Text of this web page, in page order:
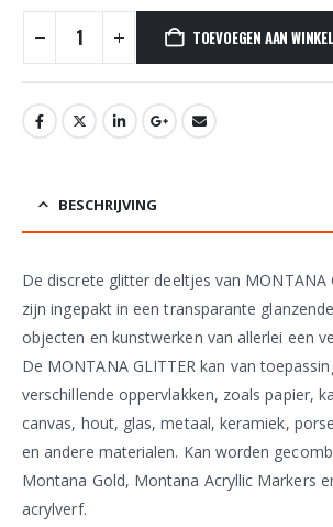
TOEVOEGEN AAN
BESCHRIJVING
De discrete glitter deeltjes van MONTANA
zijn ingepakt in een transparante
objecten en kunstwerken van allerlei een
De MONTANA GLITTER kan van
verschillende oppervlakken, zoals papier,
canvas, hout, glas, metaal, keramiek,
en andere materialen. Kan worden
Montana Gold, Montana Acryllic Markers
acrylverf.